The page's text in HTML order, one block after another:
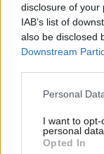
disclosure of your
IAB’s list of
also be disclosed
Downstream
Please note that
not limited to
grant or deny
use your data for
Personal
I want to
personal data.
Opted In
Ακολουθήστε
και